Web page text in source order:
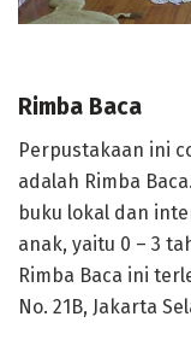
Rimba Baca
Perpustakaan ini
adalah Rimba
buku lokal dan
anak, yaitu 0 – 3
Rimba Baca ini
No. 21B, Jakarta